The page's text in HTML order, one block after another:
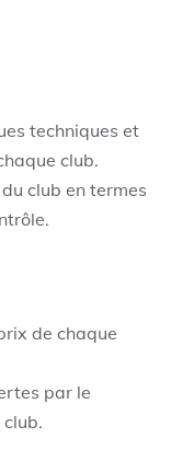
techniques et
club.
club en termes
de chaque
par le